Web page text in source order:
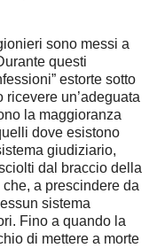
sono messi a
questi
estorte sotto
ricevere un’adeguata
la maggioranza
dove esistono
giudiziario,
dal braccio della
a prescindere da
sistema
Fino a quando la
di mettere a morte